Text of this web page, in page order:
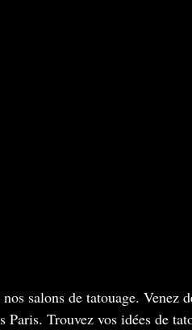
salons de tatouage. Venez
Paris. Trouvez vos idées de